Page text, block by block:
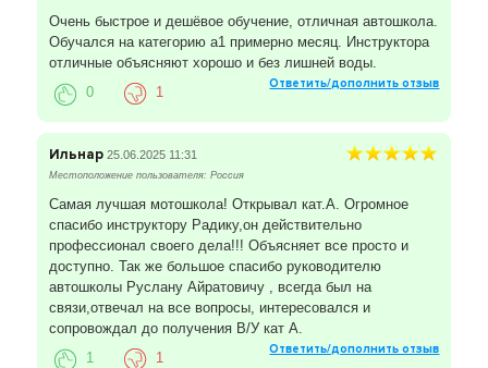
Очень быстрое и дешёвое обучение, отличная автошкола.
Обучался на категорию а1 примерно месяц. Инструктора
отличные объясняют хорошо и без лишней воды.
Ответить/дополнить отзыв
0 1
Ильнар 25.06.2025 11:31
Местоположение пользователя: Россия
Самая лучшая мотошкола! Открывал кат.А. Огромное
спасибо инструктору Радику,он действительно
профессионал своего дела!!! Объясняет все просто и
доступно. Так же большое спасибо руководителю
автошколы Руслану Айратовичу , всегда был на
связи,отвечал на все вопросы, интересовался и
сопровождал до получения В/У кат А.
Ответить/дополнить отзыв
1 1